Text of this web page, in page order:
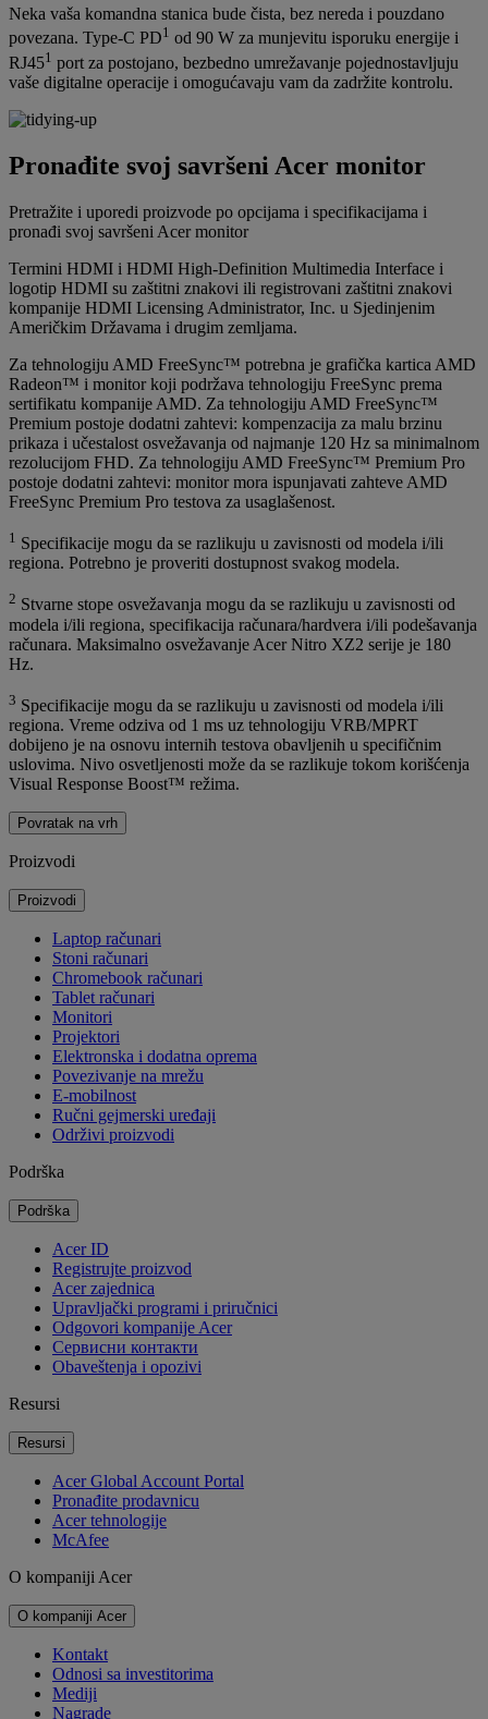
Neka vaša komandna stanica bude čista, bez nereda i pouzdano
povezana. Type-C PD1 od 90 W za munjevitu isporuku energije i
RJ451 port za postojano, bezbedno umrežavanje pojednostavljuju
vaše digitalne operacije i omogućavaju vam da zadržite kontrolu.
Pronađite svoj savršeni Acer monitor
Pretražite i uporedi proizvode po opcijama i specifikacijama i
pronađi svoj savršeni Acer monitor
Termini HDMI i HDMI High-Definition Multimedia Interface i
logotip HDMI su zaštitni znakovi ili registrovani zaštitni znakovi
kompanije HDMI Licensing Administrator, Inc. u Sjedinjenim
Američkim Državama i drugim zemljama.
Za tehnologiju AMD FreeSync™ potrebna je grafička kartica AMD
Radeon™ i monitor koji podržava tehnologiju FreeSync prema
sertifikatu kompanije AMD. Za tehnologiju AMD FreeSync™
Premium postoje dodatni zahtevi: kompenzacija za malu brzinu
prikaza i učestalost osvežavanja od najmanje 120 Hz sa minimalnom
rezolucijom FHD. Za tehnologiju AMD FreeSync™ Premium Pro
postoje dodatni zahtevi: monitor mora ispunjavati zahteve AMD
FreeSync Premium Pro testova za usaglašenost.
1 Specifikacije mogu da se razlikuju u zavisnosti od modela i/ili
regiona. Potrebno je proveriti dostupnost svakog modela.
2 Stvarne stope osvežavanja mogu da se razlikuju u zavisnosti od
modela i/ili regiona, specifikacija računara/hardvera i/ili podešavanja
računara. Maksimalno osvežavanje Acer Nitro XZ2 serije je 180
Hz.
3 Specifikacije mogu da se razlikuju u zavisnosti od modela i/ili
regiona. Vreme odziva od 1 ms uz tehnologiju VRB/MPRT
dobijeno je na osnovu internih testova obavljenih u specifičnim
uslovima. Nivo osvetljenosti može da se razlikuje tokom korišćenja
Visual Response Boost™ režima.
Povratak na vrh
Proizvodi
Proizvodi
Laptop računari
Stoni računari
Chromebook računari
Tablet računari
Monitori
Projektori
Elektronska i dodatna oprema
Povezivanje na mrežu
E-mobilnost
Ručni gejmerski uređaji
Održivi proizvodi
Podrška
Podrška
Acer ID
Registrujte proizvod
Acer zajednica
Upravljački programi i priručnici
Odgovori kompanije Acer
Cервисни контакти
Obaveštenja i opozivi
Resursi
Resursi
Acer Global Account Portal
Pronađite prodavnicu
Acer tehnologije
McAfee
O kompaniji Acer
O kompaniji Acer
Kontakt
Odnosi sa investitorima
Mediji
Nagrade